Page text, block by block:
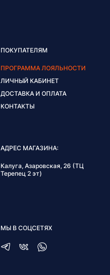
ПОКУПАТЕЛЯМ
ПРОГРАММА ЛОЯЛЬНОСТИ
ЛИЧНЫЙ КАБИНЕТ
ДОСТАВКА И ОПЛАТА
КОНТАКТЫ
АДРЕС МАГАЗИНА:
Калуга, Азаровская, 26 (ТЦ
Терепец 2 эт)
МЫ В СОЦСЕТЯХ